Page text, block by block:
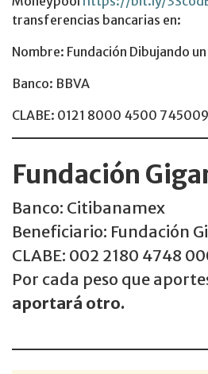
transferencias bancarias en:
Nombre: Fundación Dibujando
Banco: BBVA
CLABE: 0121 8000 4500 745009
Fundación
Banco: Citibanamex
Beneficiario: Fundación
CLABE: 002 2180 4748
Por cada peso que
aportará otro.